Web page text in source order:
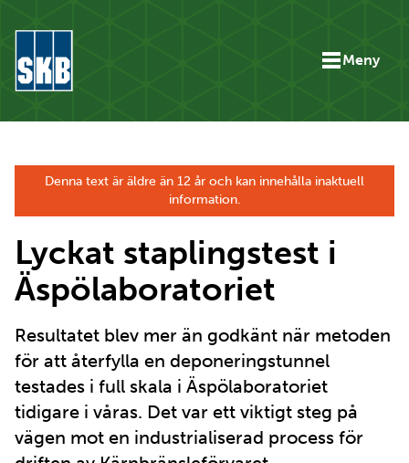
Meny
Denna text är äldre än 12 år och kan innehålla inaktuell
information.
Lyckat staplingstest i
Äspölaboratoriet
Resultatet blev mer än godkänt när metoden
för att återfylla en deponeringstunnel
testades i full skala i Äspölaboratoriet
tidigare i våras. Det var ett viktigt steg på
vägen mot en industrialiserad process för